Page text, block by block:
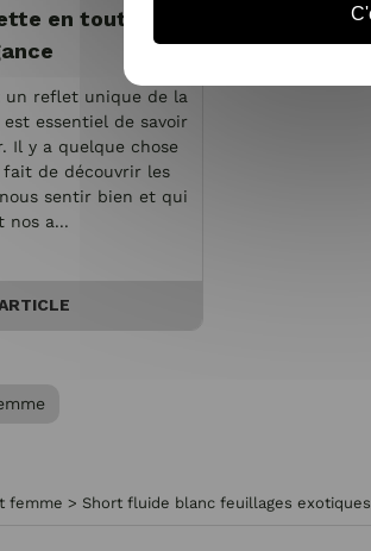
en toute
un reflet unique de la
essentiel de savoir
Il y a quelque chose
fait de découvrir les
sentir bien et qui
nos a...
femme > Short fluide blanc feuillages